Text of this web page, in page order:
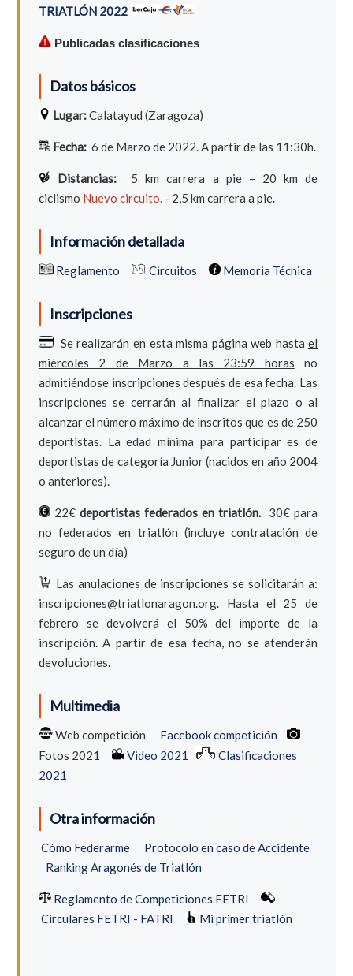
TRIATLÓN 2022
Publicadas clasificaciones
Datos básicos
Lugar:Calatayud (Zaragoza)
Fecha: 6 de Marzo de 2022. A partir de las 11:30h.
Distancias: 5 km carrera a pie – 20 km de
ciclismo Nuevo circuito.- 2,5 km carrera a pie.
Información detallada
Reglamento Circuitos Memoria Técnica
Inscripciones
Se realizarán en esta misma página web hastael
miércoles 2 de Marzo a las 23:59 horas no
admitiéndose inscripciones después de esa fecha. Las
inscripciones se cerrarán al finalizar el plazo o al
alcanzar el número máximo de inscritos que es de 250
deportistas. La edad mínima para participar es de
deportistas de categoría Junior (nacidos en año 2004
o anteriores).
22€ deportistas federados en triatlón. 30€ para
no federados en triatlón (incluye contratación de
seguro de un día)
Las anulaciones de inscripciones se solicitarán a:
inscripciones@triatlonaragon.org. Hasta el 25 de
febrero se devolverá el 50% del importe de la
inscripción. A partir de esa fecha, no se atenderán
devoluciones.
Multimedia
Web competición
Facebook competición
Fotos 2021
Video 2021
Clasificaciones
2021
Otra información
Cómo Federarme
Protocolo en caso de Accidente
Ranking Aragonés de Triatlón
Reglamento de Competiciones FETRI
Circulares FETRI - FATRI
Mi primer triatlón